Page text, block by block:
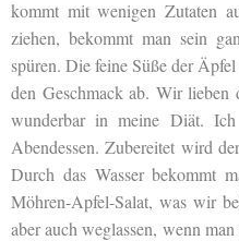
kommt mit wenigen Zutaten
ziehen, bekommt man sein
spüren. Die feine Süße der
den Geschmack ab. Wir lieben
wunderbar in meine Diät.
Abendessen. Zubereitet wird
Durch das Wasser bekommt
Möhren-Apfel-Salat, was wir
aber auch weglassen, wenn